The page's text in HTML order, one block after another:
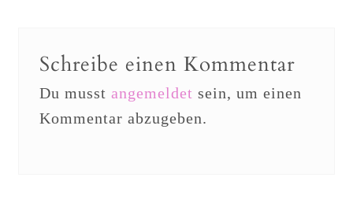
Schreibe einen Kommentar
Du musst angemeldet sein, um einen
Kommentar abzugeben.